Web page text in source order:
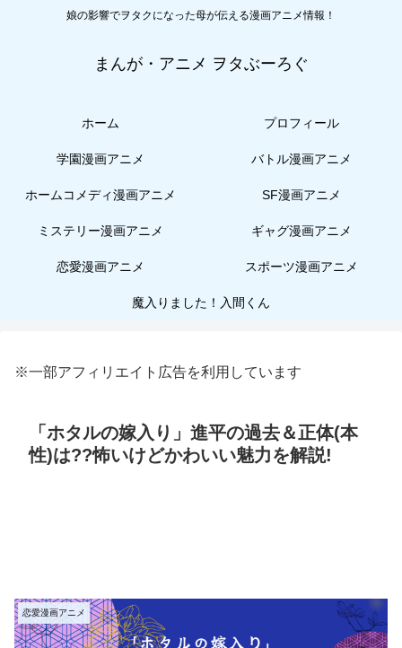
娘の影響でヲタクになった母が伝える漫画アニメ情報！
まんが・アニメ ヲタぶーろぐ
ホーム プロフィール
学園漫画アニメ バトル漫画アニメ
ホームコメディ漫画アニメ SF漫画アニメ
ミステリー漫画アニメ ギャグ漫画アニメ
恋愛漫画アニメ スポーツ漫画アニメ
魔入りました！入間くん
※一部アフィリエイト広告を利用しています
「ホタルの嫁入り」進平の過去＆正体(本
性)は??怖いけどかわいい魅力を解説!
恋愛漫画アニメ